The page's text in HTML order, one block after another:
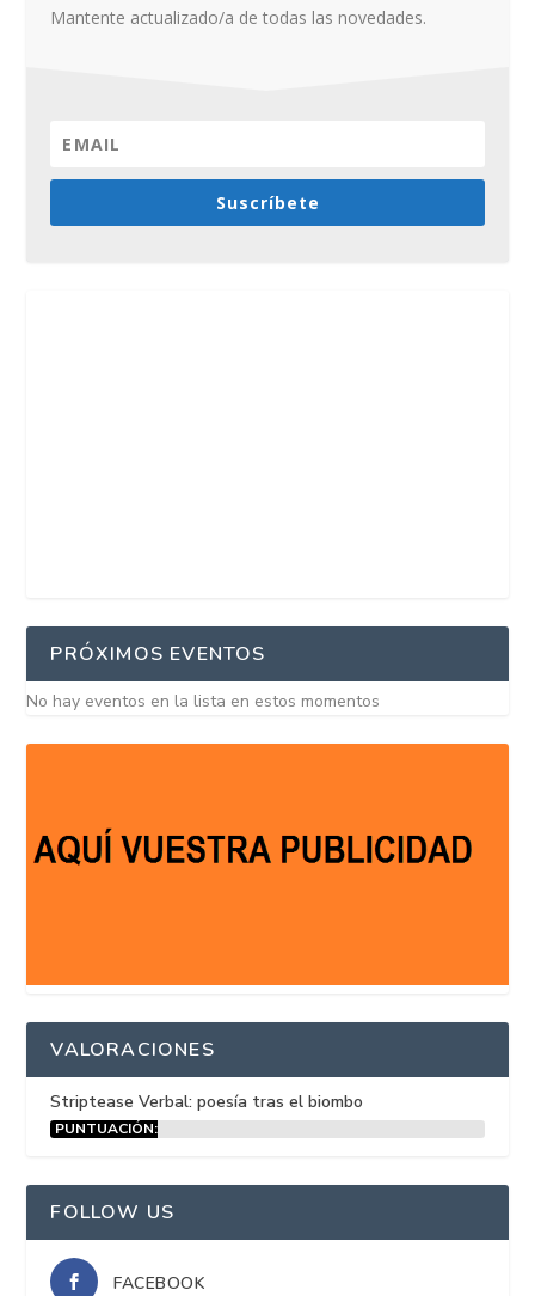
Mantente actualizado/a de todas las novedades.
Suscríbete
PRÓXIMOS EVENTOS
No hay eventos en la lista en estos momentos
VALORACIONES
Striptease Verbal: poesía tras el biombo
PUNTUACIÓN:
FOLLOW US
FACEBOOK